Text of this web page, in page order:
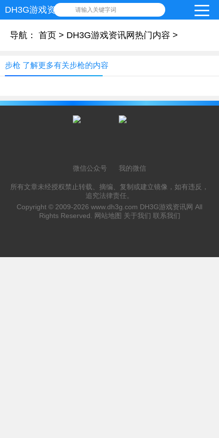
DH3G游戏资讯网 请输入关键字词
导航： 首页 > DH3G游戏资讯网热门内容 >
步枪 了解更多有关步枪的内容
微信公众号 我的微信
所有文章未经授权禁止转载、摘编、复制或建立镜像，如有违反，
追究法律责任。
Copyright © 2009-2026 www.dh3g.com DH3G游戏资讯网 All
Rights Reserved.
网站地图 关于我们 联系我们